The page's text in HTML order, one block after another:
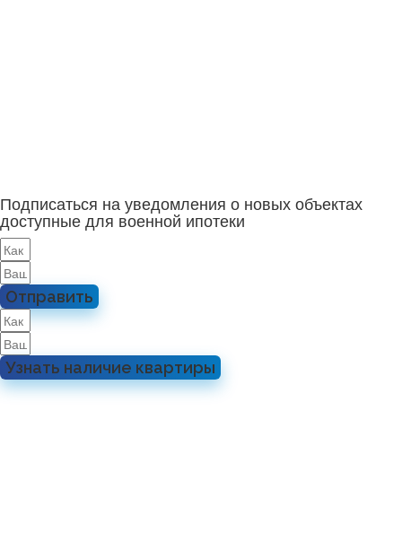
Подписаться на уведомления о новых объектах
доступные для военной ипотеки
Отправить
Узнать наличие квартиры